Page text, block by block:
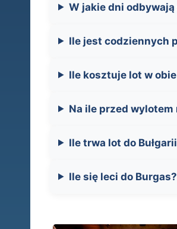
W jakie dni
Ile jest codziennych
Ile kosztuje lot w
Na ile przed
Ile trwa lot do
Ile się leci do Burgas?